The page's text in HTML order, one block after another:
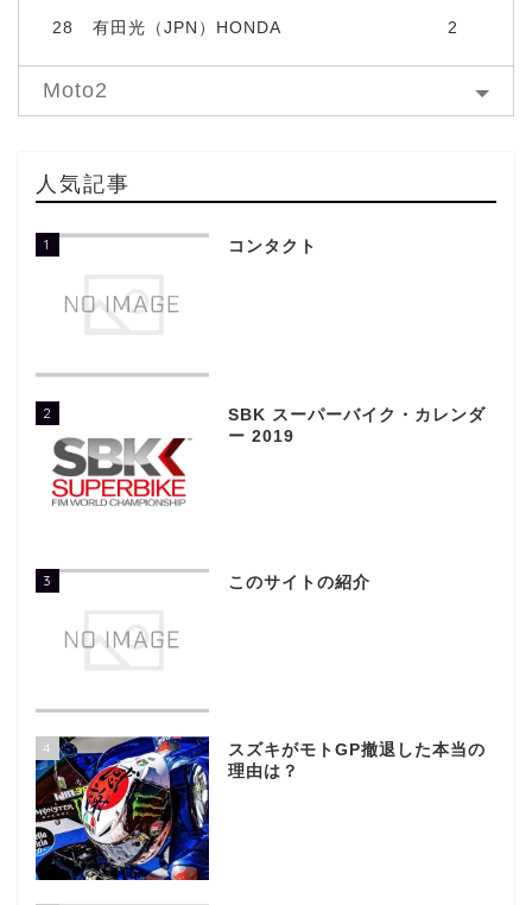
28 有田光（JPN）HONDA 2
Moto2
人気記事
1 コンタクト
2
SBK スーパーバイク・カレンダ
ー 2019
3 このサイトの紹介
4
スズキがモトGP撤退した本当の
理由は？